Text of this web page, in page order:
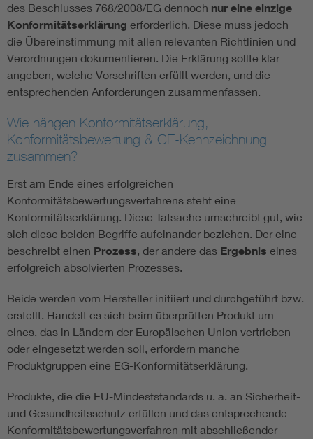
des Beschlusses 768/2008/EG dennoch nur eine einzige
Konformitätserklärung erforderlich. Diese muss jedoch
die Übereinstimmung mit allen relevanten Richtlinien und
Verordnungen dokumentieren. Die Erklärung sollte klar
angeben, welche Vorschriften erfüllt werden, und die
entsprechenden Anforderungen zusammenfassen.
Wie hängen Konformitätserklärung,
Konformitätsbewertung & CE-Kennzeichnung
zusammen?
Erst am Ende eines erfolgreichen
Konformitätsbewertungsverfahrens steht eine
Konformitätserklärung. Diese Tatsache umschreibt gut, wie
sich diese beiden Begriffe aufeinander beziehen. Der eine
beschreibt einen Prozess, der andere das Ergebnis eines
erfolgreich absolvierten Prozesses.
Beide werden vom Hersteller initiiert und durchgeführt bzw.
erstellt. Handelt es sich beim überprüften Produkt um
eines, das in Ländern der Europäischen Union vertrieben
oder eingesetzt werden soll, erfordern manche
Produktgruppen eine EG-Konformitätserklärung.
Produkte, die die EU-Mindeststandards u. a. an Sicherheit-
und Gesundheitsschutz erfüllen und das entsprechende
Konformitätsbewertungsverfahren mit abschließender